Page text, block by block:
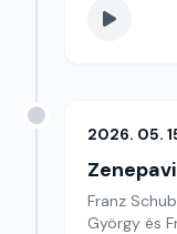
2026. 05.
Franz
György és